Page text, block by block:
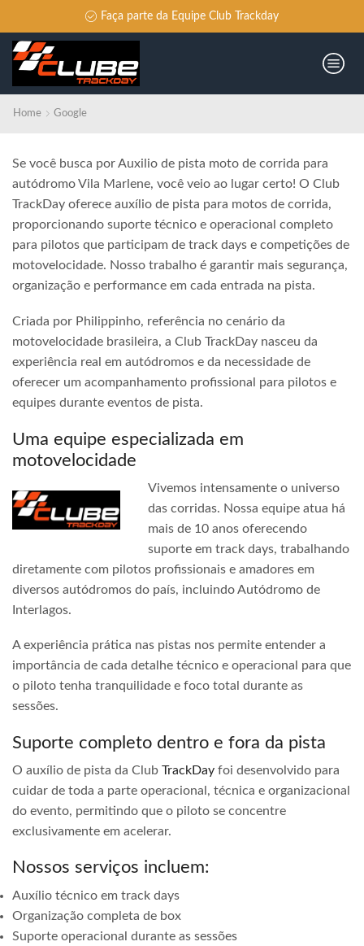
Faça parte da Equipe Club Trackday
Home Google
Se você busca por Auxilio de pista moto de corrida para
autódromo Vila Marlene, você veio ao lugar certo! O Club
TrackDay oferece auxílio de pista para motos de corrida,
proporcionando suporte técnico e operacional completo
para pilotos que participam de track days e competições de
motovelocidade. Nosso trabalho é garantir mais segurança,
organização e performance em cada entrada na pista.
Criada por Philippinho, referência no cenário da
motovelocidade brasileira, a Club TrackDay nasceu da
experiência real em autódromos e da necessidade de
oferecer um acompanhamento profissional para pilotos e
equipes durante eventos de pista.
Uma equipe especializada em
motovelocidade
Vivemos intensamente o universo
das corridas. Nossa equipe atua há
mais de 10 anos oferecendo
suporte em track days, trabalhando
diretamente com pilotos profissionais e amadores em
diversos autódromos do país, incluindo Autódromo de
Interlagos.
A experiência prática nas pistas nos permite entender a
importância de cada detalhe técnico e operacional para que
o piloto tenha tranquilidade e foco total durante as
sessões.
Suporte completo dentro e fora da pista
O auxílio de pista da Club TrackDay foi desenvolvido para
cuidar de toda a parte operacional, técnica e organizacional
do evento, permitindo que o piloto se concentre
exclusivamente em acelerar.
Nossos serviços incluem:
Auxílio técnico em track days
Organização completa de box
Suporte operacional durante as sessões